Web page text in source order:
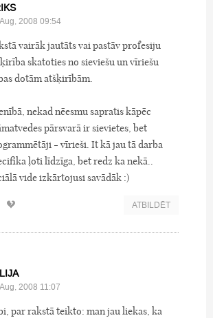
2008 09:54
vairāk jautāts vai pastāv profesiju
skatoties no sieviešu un vīriešu
dotām atšķirībām.
nekad nēesmu sapratis kāpēc
pārsvarā ir sievietes, bet
- vīrieši. It kā jau tā darba
ļoti līdzīga, bet redz ka nekā..
vide izkārtojusi savādāk :)
ATBILDĒT
2008 11:07
par rakstā teikto: man jau liekas, ka